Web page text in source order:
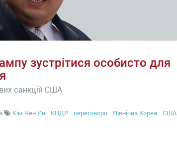
зустрітися особисто для
санкцій США
Кім Чен Ин КНДР переговори Північна Корея США